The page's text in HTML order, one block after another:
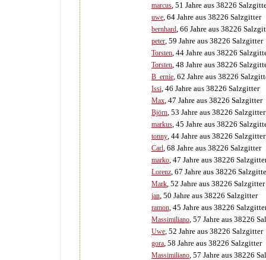
marcus, 51 Jahre aus 38226
uwe, 64 Jahre aus 38226 Salzgitter
bernhard, 66 Jahre aus 38226
peter, 59 Jahre aus 38226 Salzgitter
Torsten, 44 Jahre aus 38226
Torsten, 48 Jahre aus 38226
B_ernie, 62 Jahre aus 38226
Issi, 46 Jahre aus 38226 Salzgitter
Max, 47 Jahre aus 38226 Salzgitter
Björn, 53 Jahre aus 38226 Salzgitter
markus, 45 Jahre aus 38226
tonny, 44 Jahre aus 38226 Salzgitter
Carl, 68 Jahre aus 38226 Salzgitter
marko, 47 Jahre aus 38226
Lorenz, 67 Jahre aus 38226
Mark, 52 Jahre aus 38226 Salzgitter
jan, 50 Jahre aus 38226 Salzgitter
ramon, 45 Jahre aus 38226
Massimiliano, 57 Jahre aus 38226
Uwe, 52 Jahre aus 38226 Salzgitter
gora, 58 Jahre aus 38226 Salzgitter
Massimiliano, 57 Jahre aus 38226